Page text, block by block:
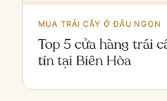
MUA TRÁI CÂY Ở ĐÂU NGON
Top 5 cửa hàng trái
tín tại Biên Hòa